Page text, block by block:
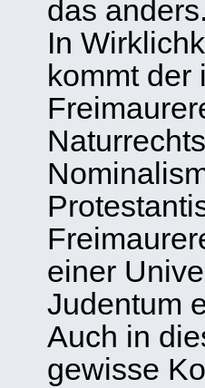
das
In
kommt
einer
Judentum
Auch in
gewisse